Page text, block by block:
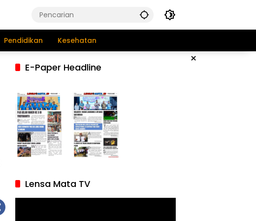
Pendidikan Kesehatan
×
E-Paper Headline
Lensa Mata TV